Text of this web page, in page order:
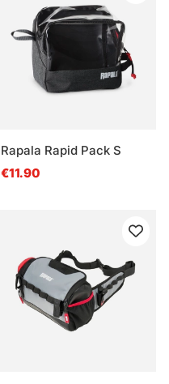
Rapala Rapid Pack S
€11.90